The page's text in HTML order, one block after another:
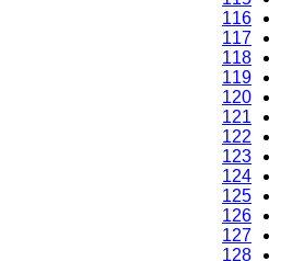
116
117
118
119
120
121
122
123
124
125
126
127
128